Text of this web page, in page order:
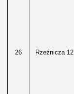
26 Rzeźnicza 12